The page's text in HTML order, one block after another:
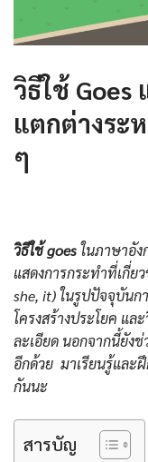
วิธีใช้ Goes
แตกต่างระ
ๆ
วิธีใช้ goesในภาษาอั
แสดงการกระทำที่เกี่ย
she, it) ในรูปปัจจุบันก
โครงสร้างประโยค แล
ละเอียด นอกจากนี้ยัง
อีกด้วย มาเรียนรู้และ
กันนะ
สารบัญ